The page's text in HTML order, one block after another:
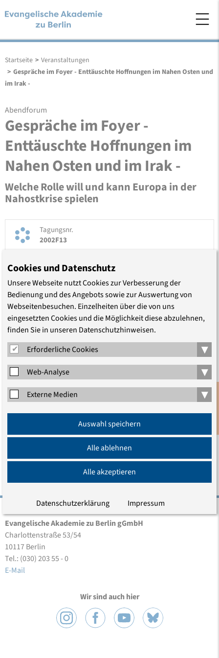
Startseite > Veranstaltungen
> Gespräche im Foyer - Enttäuschte Hoffnungen im Nahen Osten und
im Irak -
Abendforum
Gespräche im Foyer -
Enttäuschte Hoffnungen im
Nahen Osten und im Irak -
Welche Rolle will und kann Europa in der
Nahostkrise spielen
Tagungsnr.
2002F13
Bis: 29.10.2002 21:00
Französische Friedrichstadtkirche
TEILEN
Anmeldung
Evangelische Akademie zu Berlin gGmbH
Charlottenstraße 53/54
10117 Berlin
Tel.: (030) 203 55 - 0
E-Mail
Wir sind auch hier
Cookies und Datenschutz
Unsere Webseite nutzt Cookies zur Verbesserung der
Bedienung und des Angebots sowie zur Auswertung von
Webseitenbesuchen. Einzelheiten über die von uns
eingesetzten Cookies und die Möglichkeit diese abzulehnen,
finden Sie in unseren Datenschutzhinweisen.
Erforderliche Cookies
▾
Web-Analyse ▾
Externe Medien ▾
Auswahl speichern
Alle ablehnen
Alle akzeptieren
Datenschutzerklärung Impressum